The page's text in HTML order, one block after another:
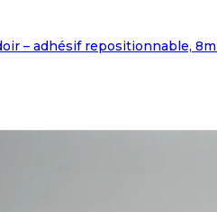
– adhésif repositionnable,